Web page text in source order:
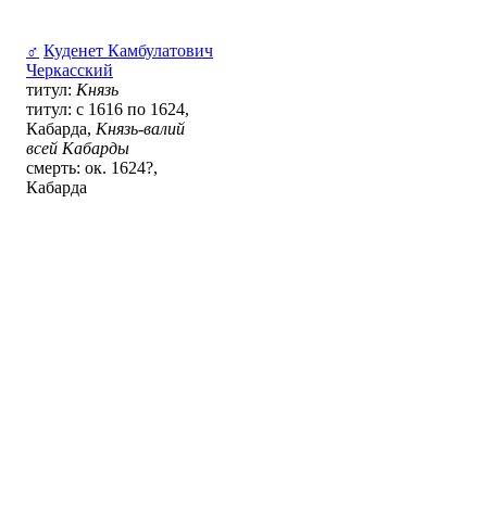
♂ Куденет Камбулатович
Черкасский
титул: Князь
титул: с 1616 по 1624,
Кабарда, Князь-валий
всей Кабарды
смерть: ок. 1624?,
Кабарда